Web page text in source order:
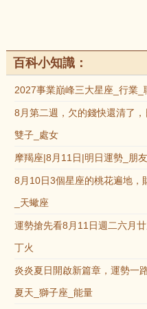
百科小知識：
2027事業巔峰三大星座_行業_
8月第二週，欠的錢快還清了
雙子_處女
摩羯座|8月11日|明日運勢_朋
8月10日3個星座的桃花遍地，
_天蠍座
運勢搶先看8月11日週二六月
丁火
炎炎夏日開啟新篇章，運勢一
夏天_獅子座_能量